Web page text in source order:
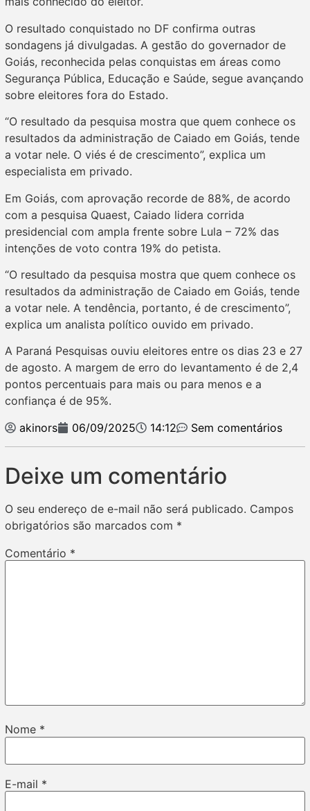
O resultado conquistado no DF confirma outras
sondagens já divulgadas. A gestão do governador de
Goiás, reconhecida pelas conquistas em áreas como
Segurança Pública, Educação e Saúde, segue avançando
sobre eleitores fora do Estado.
“O resultado da pesquisa mostra que quem conhece os
resultados da administração de Caiado em Goiás, tende
a votar nele. O viés é de crescimento”, explica um
especialista em privado.
Em Goiás, com aprovação recorde de 88%, de acordo
com a pesquisa Quaest, Caiado lidera corrida
presidencial com ampla frente sobre Lula – 72% das
intenções de voto contra 19% do petista.
“O resultado da pesquisa mostra que quem conhece os
resultados da administração de Caiado em Goiás, tende
a votar nele. A tendência, portanto, é de crescimento”,
explica um analista político ouvido em privado.
A Paraná Pesquisas ouviu eleitores entre os dias 23 e 27
de agosto. A margem de erro do levantamento é de 2,4
pontos percentuais para mais ou para menos e a
confiança é de 95%.
akinors
06/09/2025 14:12 Sem comentários
Deixe um comentário
O seu endereço de e-mail não será publicado. Campos
obrigatórios são marcados com *
Comentário *
Nome *
E-mail *